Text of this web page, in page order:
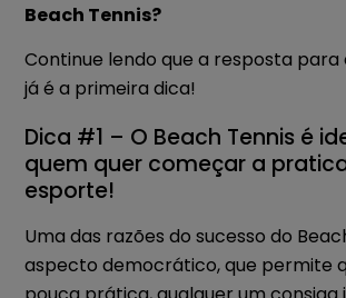
Beach Tennis?
Continue lendo que a resposta
já é a primeira dica!
Dica #1 – O Beach Tennis é
quem quer começar a
esporte!
Uma das razões do sucesso do
aspecto democrático, que permite